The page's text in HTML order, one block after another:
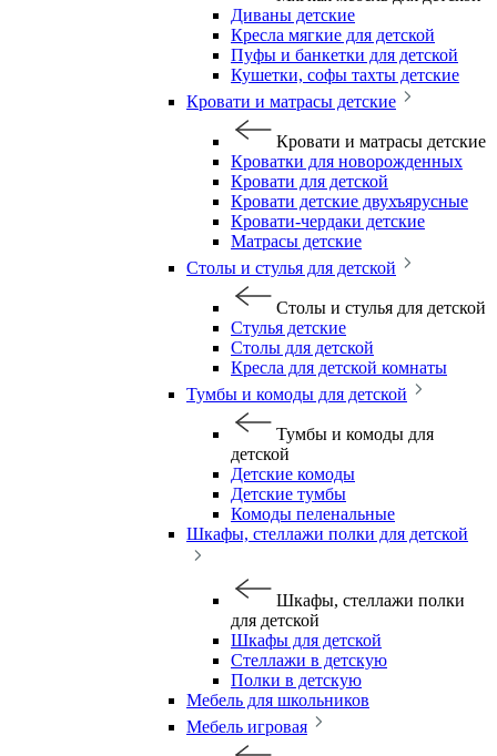
Диваны детские
Кресла мягкие для детской
Пуфы и банкетки для детской
Кушетки, софы тахты детские
Кровати и матрасы детские
Кровати и матрасы детские
Кроватки для новорожденных
Кровати для детской
Кровати детские двухъярусные
Кровати-чердаки детские
Матрасы детские
Столы и стулья для детской
Столы и стулья для детской
Стулья детские
Столы для детской
Кресла для детской комнаты
Тумбы и комоды для детской
Тумбы и комоды для
детской
Детские комоды
Детские тумбы
Комоды пеленальные
Шкафы, стеллажи полки для детской
Шкафы, стеллажи полки
для детской
Шкафы для детской
Стеллажи в детскую
Полки в детскую
Мебель для школьников
Мебель игровая